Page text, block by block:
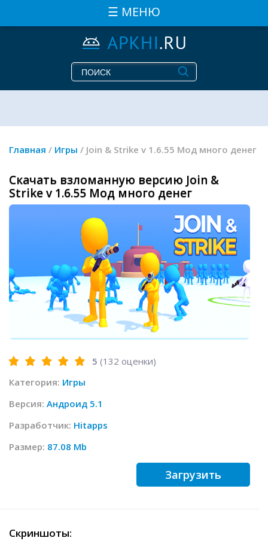
☰ МЕНЮ
Главная / Игры / Join & Strike v 1.6.55 Мод много денег
Скачать взломанную версию Join &
Strike v 1.6.55 Мод много денег
5 (132 оценки)
Категория: Игры
Версия: Андроид 5.1
Разработчик: Hitapps
Размер: 87.08 Mb
Загрузить
Скриншоты: